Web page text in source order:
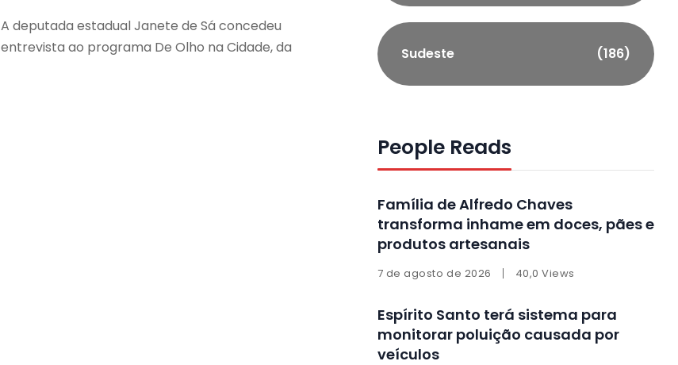
A deputada estadual Janete de Sá concedeu
entrevista ao programa De Olho na Cidade, da
Sudeste (186)
People Reads
Família de Alfredo Chaves
transforma inhame em doces, pães e
produtos artesanais
7 de agosto de 2026 40,0 Views
Espírito Santo terá sistema para
monitorar poluição causada por
veículos